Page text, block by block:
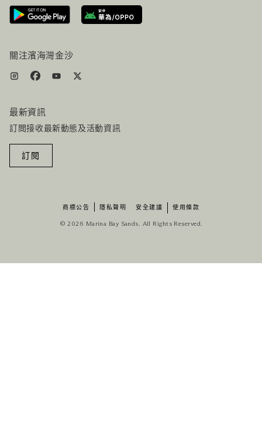
路線指引
服務設施
關注濱海灣金沙
最新資訊
訂閲接收最新動態及活動資訊
訂閱
商標公告 隱私聲明 安全建議 使用條款
© 2026 Marina Bay Sands. All Rights Reserved.